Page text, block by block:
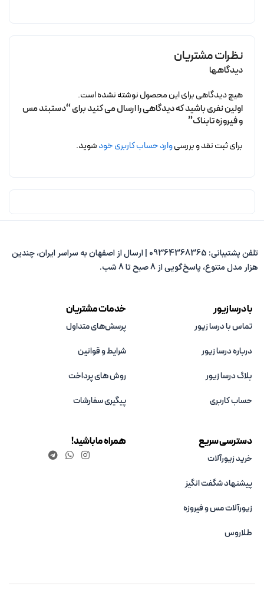
نظرات مشتریان
دیدگاهها
هیچ دیدگاهی برای این محصول نوشته نشده است.
اولین نفری باشید که دیدگاهی را ارسال می کنید برای “دستبند مس
و فیروزه تابناک”
برای ثبت نقد و بررسیوارد حساب کاربری خودشوید.
تلفن پشتیبانی: 09364368365 | ارسال از اصفهان به سراسر ایران، چندین
هزار مدل متنوع، پاسخ‌گویی از 8 صبح تا 8 شب.
با درسا زیور
تماس با درسا زیور
درباره درسا زیور
بلاگ درسا زیور
حساب کاربری
خدمات مشتریان
پرسش‌های متداول
شرایط و قوانین
روش های پرداخت
پیگیری سفارشات
دسترسی سریع
خرید زیورآلات
پیشنهاد شگفت انگیز
زیورآلات مس و فیروزه‌
طلاروس
همراه ما باشید!